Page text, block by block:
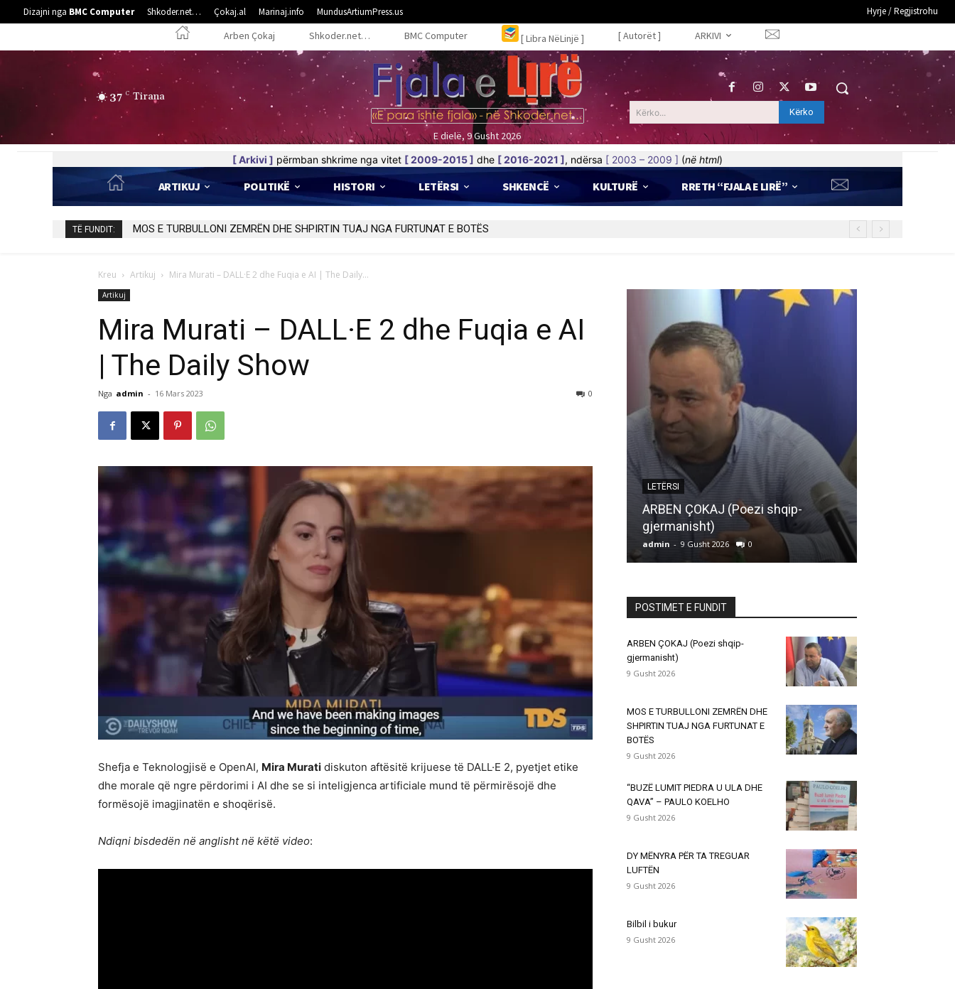
Dizajni nga BMC Computer Shkoder.net… Çokaj.al Marinaj.info MundusArtiumPress.us Hyrje / Regjistrohu
Arben Çokaj Shkoder.net… BMC Computer [ Libra NëLinjë ] [ Autorët ] ARKIVI
37 C Tirana
E dielë, 9 Gusht 2026
Kërko... Kërko
[ Arkivi ] përmban shkrime nga vitet [ 2009-2015 ] dhe [ 2016-2021 ], ndërsa [ 2003 – 2009 ] (në html)
ARTIKUJ POLITIKË HISTORI LETËRSI SHKENCË KULTURË RRETH “FJALA E LIRË”
TË FUNDIT: MOS E TURBULLONI ZEMRËN DHE SHPIRTIN TUAJ NGA FURTUNAT E BOTËS
Kreu Artikuj Mira Murati – DALL·E 2 dhe Fuqia e AI | The Daily...
Artikuj
Mira Murati – DALL·E 2 dhe Fuqia e AI
| The Daily Show
Nga admin - 16 Mars 2023 0
Shefja e Teknologjisë e OpenAI, Mira Murati diskuton aftësitë krijuese të DALL·E 2, pyetjet etike
dhe morale që ngre përdorimi i AI dhe se si inteligjenca artificiale mund të përmirësojë dhe
formësojë imagjinatën e shoqërisë.
Ndiqni bisdedën në anglisht në këtë video:
LETËRSI
ARBEN ÇOKAJ (Poezi shqip-
gjermanisht)
admin - 9 Gusht 2026 0
POSTIMET E FUNDIT
ARBEN ÇOKAJ (Poezi shqip-
gjermanisht)
9 Gusht 2026
MOS E TURBULLONI ZEMRËN DHE
SHPIRTIN TUAJ NGA FURTUNAT E
BOTËS
9 Gusht 2026
“BUZË LUMIT PIEDRA U ULA DHE
QAVA” – PAULO KOELHO
9 Gusht 2026
DY MËNYRA PËR TA TREGUAR
LUFTËN
9 Gusht 2026
Bilbil i bukur
9 Gusht 2026